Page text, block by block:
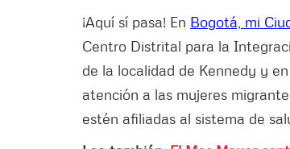
¡Aquí sí pasa! En Bogotá, mi
Centro Distrital para la
de la localidad de Kennedy y
atención a las mujeres
estén afiliadas al sistema de